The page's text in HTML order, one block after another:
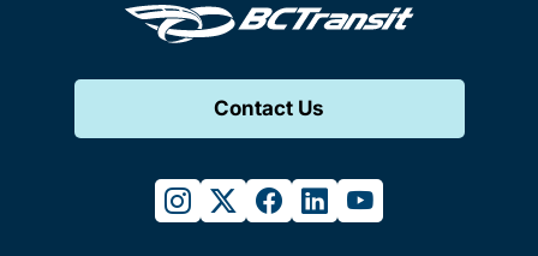
Contact Us
instagram
twitterfacebook
linkedinyoutube